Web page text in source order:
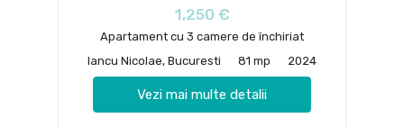
1,250 €
Apartament cu 3 camere de închiriat
Iancu Nicolae, Bucuresti
81 mp 2024
Vezi mai multe detalii